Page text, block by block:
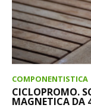
COMPONENTISTICA
CICLOPROMO.
MAGNETICA DA